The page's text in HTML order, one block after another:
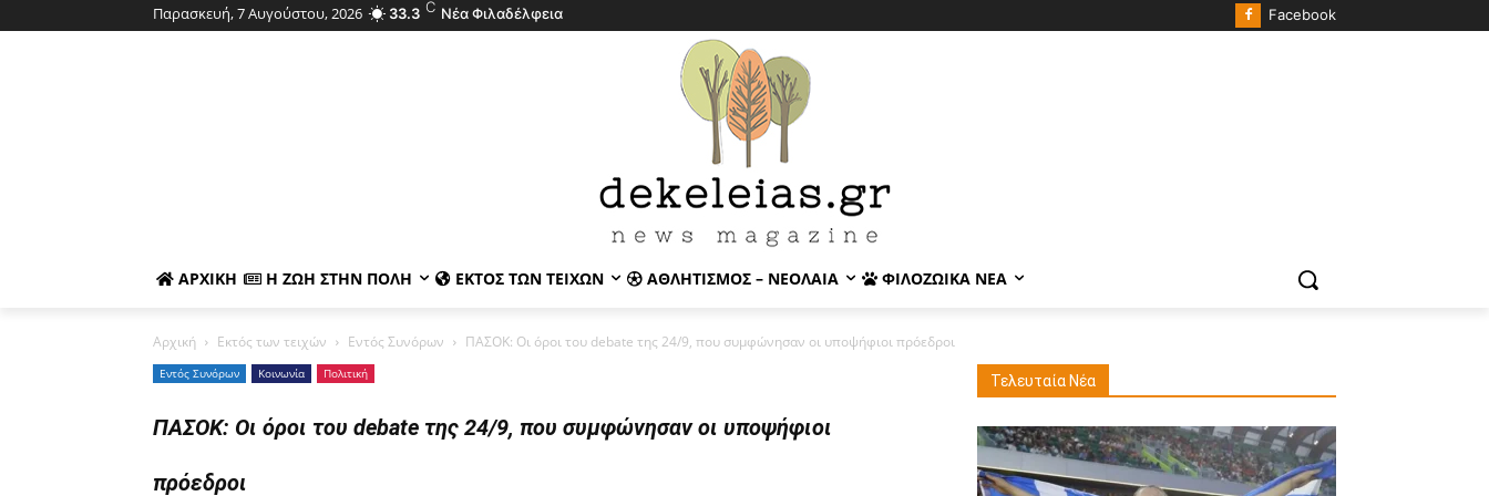
Παρασκευή, 7 Αυγούστου, 2026 33.3 C Νέα Φιλαδέλφεια Facebook
ΑΡΧΙΚΉ Η ΖΩΉ ΣΤΗΝ ΠΌΛΗ ΕΚΤΌΣ ΤΩΝ ΤΕΙΧΏΝ ΑΘΛΗΤΙΣΜΌΣ – ΝΕΟΛΑΊΑ ΦΙΛΟΖΩΙΚΆ ΝΈΑ
Αρχική Εκτός των τειχών Εντός Συνόρων ΠΑΣΟΚ: Οι όροι του debate της 24/9, που συμφώνησαν οι υποψήφιοι πρόεδροι
Εντός Συνόρων Κοινωνία Πολιτική
ΠΑΣΟΚ: Οι όροι του debate της 24/9, που συμφώνησαν οι υποψήφιοι
πρόεδροι
Τελευταία Νέα